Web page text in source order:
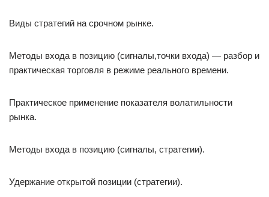
Виды стратегий на срочном рынке.
Методы входа в позицию (сигналы,точки входа) — разбор и
практическая торговля в режиме реального времени.
Практическое применение показателя волатильности
рынка.
Методы входа в позицию (сигналы, стратегии).
Удержание открытой позиции (стратегии).